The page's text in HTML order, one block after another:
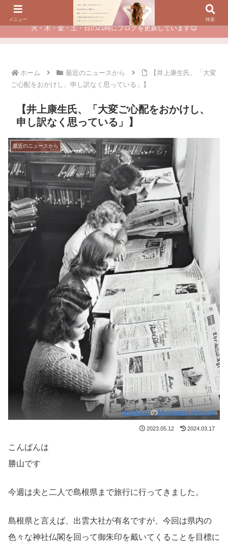
夫に不倫されたつらい経験が、あなたのチャンスに変わるカウンセリング
火・木・金・土・日の21時にブログを更新しています😊
ホーム 最近のニュースから
【井上康生氏、「大変
ご心配をおかけし、申し訳なく思っている」】
【井上康生氏、「大変ご心配をおかけし、
申し訳なく思っている」】
最近のニュースから
UnsplashのMuseums Victoria
2023.05.12 2024.03.17
こんばんは
勝山です
今週は夫と二人で島根県まで旅行に行ってきました。
島根県と言えば、出雲大社が有名ですが、今回は県内の
色々な神社仏閣を回って御朱印を戴いてくることを目標に
メニュー 検索